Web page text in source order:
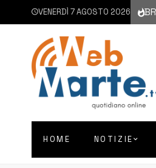
VENERDÌ 7 AGOSTO 20267 AGOSTO
HOME NOTIZIE